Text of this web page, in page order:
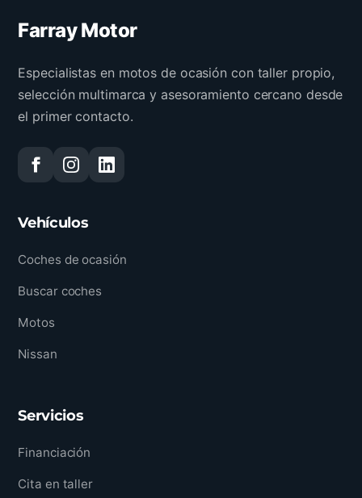
Farray Motor
Especialistas en motos de ocasión con taller propio,
selección multimarca y asesoramiento cercano desde
el primer contacto.
Vehículos
Coches de ocasión
Buscar coches
Motos
Nissan
Servicios
Financiación
Cita en taller